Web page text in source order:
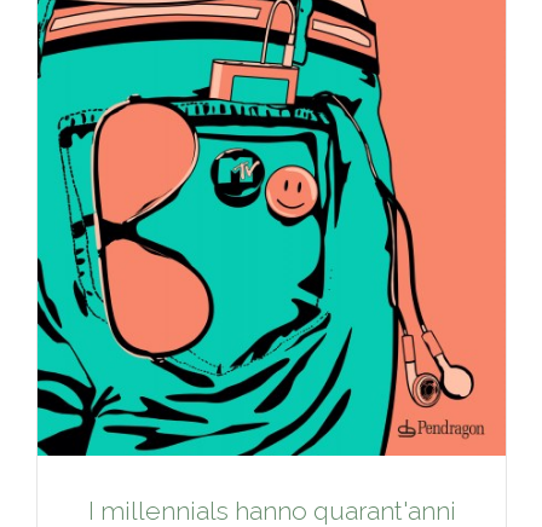
I millennials hanno quarant'anni